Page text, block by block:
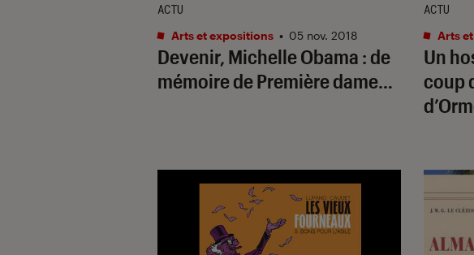
Devenir, Michelle Obama : de
mémoire de Première dame…
ACTU
Arts et expositions • 05 nov. 2018
Un
coup
ACTU
Arts